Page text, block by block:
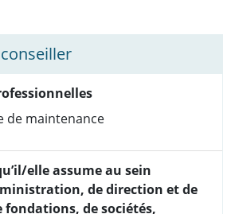
de maintenance
elle assume au sein
de direction et de
fondations, de sociétés,